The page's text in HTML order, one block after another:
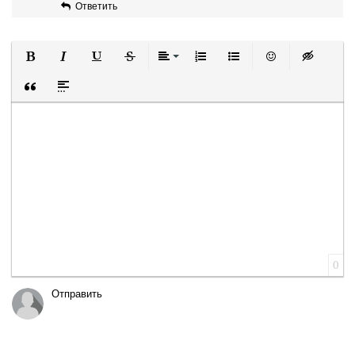
Ответить
Вставка цитаты
Вставка спойлера
0
Отправить